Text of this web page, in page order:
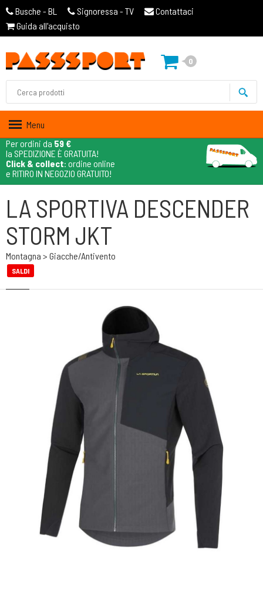
Busche - BL Signoressa - TV
Contattaci
Guida all'acquisto
0
Menu
Per ordini da 59 €
la SPEDIZIONE È GRATUITA!
Click & collect: ordine online
e RITIRO IN NEGOZIO GRATUITO!
LA SPORTIVA DESCENDER
STORM JKT
Montagna > Giacche/antivento
SALDI